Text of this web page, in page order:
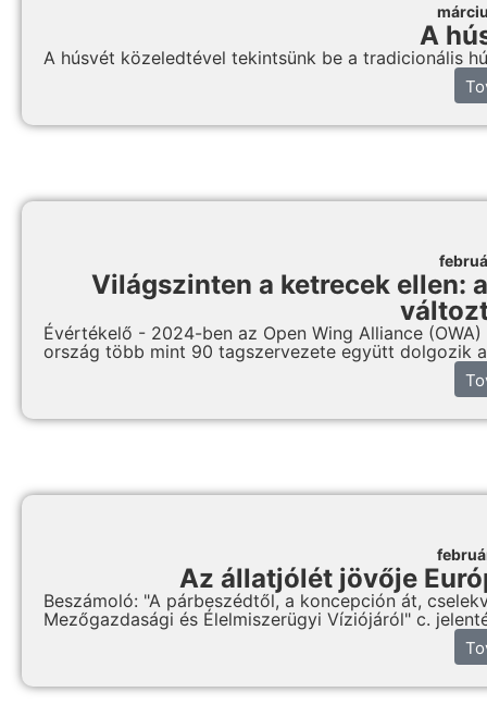
A
A húsvét közeledtével tekintsünk be a tradicionális
Világszinten a ketrecek ellen:
Évértékelő - 2024-ben az Open Wing Alliance
ország több mint 90 tagszervezete együtt dolgozik
Az állatjólét jövője
Beszámoló: "A párbeszédtől, a koncepción át,
Mezőgazdasági és Élelmiszerügyi Víziójáról" c.